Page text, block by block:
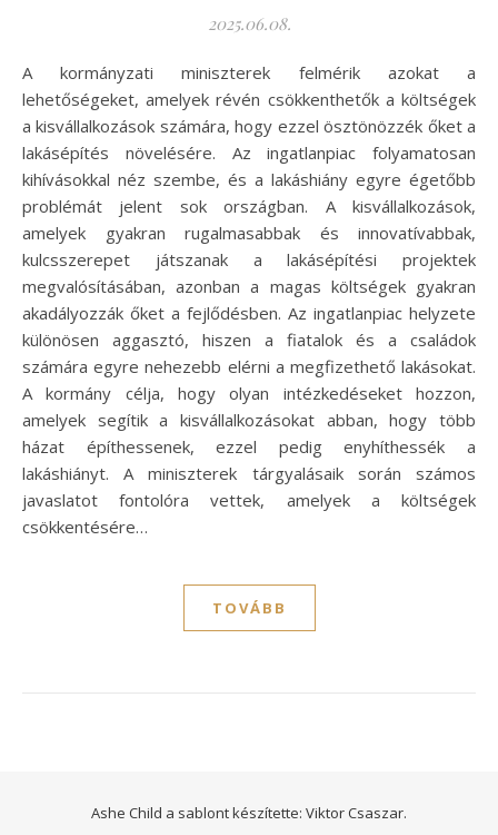
2025.06.08.
A kormányzati miniszterek felmérik azokat a
lehetőségeket, amelyek révén csökkenthetők a költségek
a kisvállalkozások számára, hogy ezzel ösztönözzék őket a
lakásépítés növelésére. Az ingatlanpiac folyamatosan
kihívásokkal néz szembe, és a lakáshiány egyre égetőbb
problémát jelent sok országban. A kisvállalkozások,
amelyek gyakran rugalmasabbak és innovatívabbak,
kulcsszerepet játszanak a lakásépítési projektek
megvalósításában, azonban a magas költségek gyakran
akadályozzák őket a fejlődésben. Az ingatlanpiac helyzete
különösen aggasztó, hiszen a fiatalok és a családok
számára egyre nehezebb elérni a megfizethető lakásokat.
A kormány célja, hogy olyan intézkedéseket hozzon,
amelyek segítik a kisvállalkozásokat abban, hogy több
házat építhessenek, ezzel pedig enyhíthessék a
lakáshiányt. A miniszterek tárgyalásaik során számos
javaslatot fontolóra vettek, amelyek a költségek
csökkentésére…
TOVÁBB
Ashe Child a sablont készítette: Viktor Csaszar.